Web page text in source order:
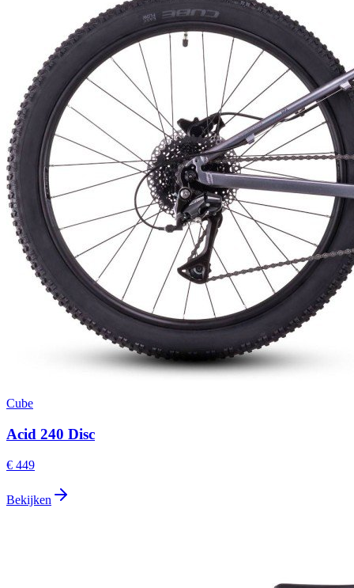
Cube
Acid 240 Disc
€ 449
Bekijken